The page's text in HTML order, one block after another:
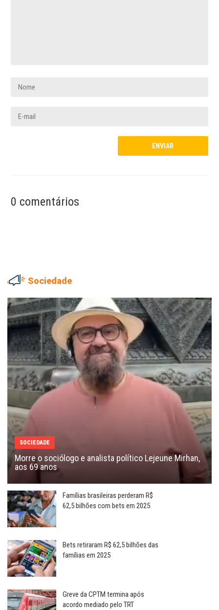
0 comentários
Sociedade
SOCIEDADE
Morre o sociólogo e analista político Lejeune Mirhan,
aos 69 anos
Famílias brasileiras perderam R$
62,5 bilhões com bets em 2025
Bets retiraram R$ 62,5 bilhões das
famílias em 2025
Greve da CPTM termina após
acordo mediado pelo TRT